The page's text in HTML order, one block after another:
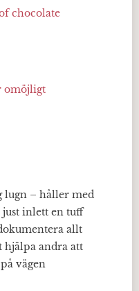
chocolate
omöjligt
lugn – håller med
just inlett en tuff
allt
hjälpa andra att
vägen